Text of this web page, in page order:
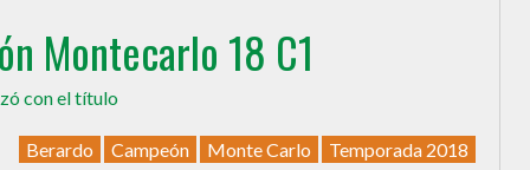
Montecarlo 18 C1
con el título
Berardo Campeón Monte Carlo Temporada 2018